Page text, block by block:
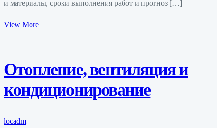
и материалы, сроки выполнения работ и прогноз […]
View More
Отопление, вентиляция и
кондиционирование
locadm